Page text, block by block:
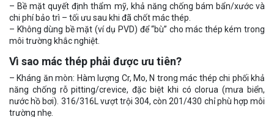
– Bề mặt quyết định thẩm mỹ, khả năng chống bám bẩn/xước và
chi phí bảo trì – tối ưu sau khi đã chốt mác thép.
– Không dùng bề mặt (ví dụ PVD) để “bù” cho mác thép kém trong
môi trường khắc nghiệt.
Vì sao mác thép phải được ưu tiên?
– Kháng ăn mòn: Hàm lượng Cr, Mo, N trong mác thép chi phối khả
năng chống rỗ pitting/crevice, đặc biệt khi có clorua (mưa biển,
nước hồ bơi). 316/316L vượt trội 304, còn 201/430 chỉ phù hợp môi
trường nhẹ.